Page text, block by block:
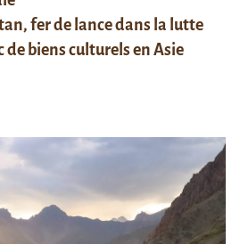
fer de lance dans la lutte
biens culturels en Asie